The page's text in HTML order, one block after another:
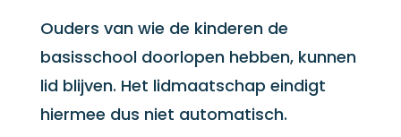
Ouders van wie de kinderen de
basisschool doorlopen hebben, kunnen
lid blijven. Het lidmaatschap eindigt
hiermee dus niet automatisch.